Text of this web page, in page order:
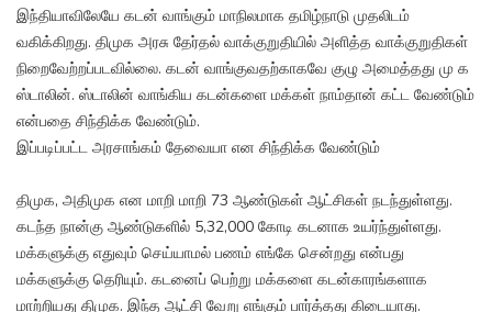
இந்தியாவிலேயே கடன் வாங்கும் மாநிலமாக தமிழ்நாடு முதலிடம்
வகிக்கிறது. திமுக அரசு தேர்தல் வாக்குறுதியில் அளித்த வாக்குறுதிகள்
நிறைவேற்றப்படவில்லை. கடன் வாங்குவதற்காகவே குழு அமைத்தது மு க
ஸ்டாலின். ஸ்டாலின் வாங்கிய கடன்களை மக்கள் நாம்தான் கட்ட வேண்டும்
என்பதை சிந்திக்க வேண்டும்.
இப்படிப்பட்ட அரசாங்கம் தேவையா என சிந்திக்க வேண்டும்
திமுக, அதிமுக என மாறி மாறி 73 ஆண்டுகள் ஆட்சிகள் நடந்துள்ளது.
கடந்த நான்கு ஆண்டுகளில் 5,32,000 கோடி கடனாக உயர்ந்துள்ளது.
மக்களுக்கு எதுவும் செய்யாமல் பணம் எங்கே சென்றது என்பது
மக்களுக்கு தெரியும். கடனைப் பெற்று மக்களை கடன்காரங்களாக
மாற்றியது திமுக. இந்த ஆட்சி வேறு எங்கும் பார்த்தது கிடையாது.